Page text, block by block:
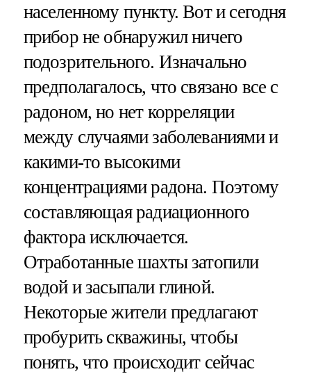
населенному пункту. Вот и сегодня
прибор не обнаружил ничего
подозрительного. Изначально
предполагалось, что связано все с
радоном, но нет корреляции
между случаями заболеваниями и
какими-то высокими
концентрациями радона. Поэтому
составляющая радиационного
фактора исключается.
Отработанные шахты затопили
водой и засыпали глиной.
Некоторые жители предлагают
пробурить скважины, чтобы
понять, что происходит сейчас